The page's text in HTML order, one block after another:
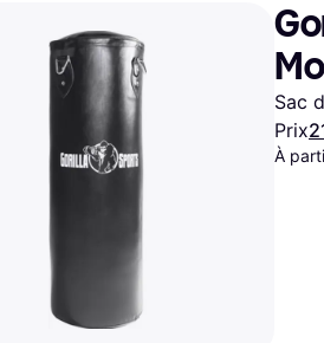
Payer maintenant
Paiement en 3 fois
Paiement à 30 jours
Klarna sur Apple Pay
Airbnb
Temu
JD Sports
Sac
Prix
À